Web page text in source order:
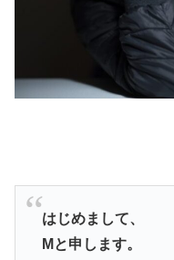
はじめまして、
Mと申します。